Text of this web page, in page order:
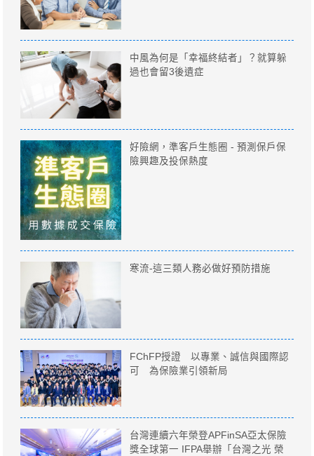
中風為何是「幸福終結者」？就算躲
過也會留3後遺症
好險網，準客戶生態圈 - 預測保戶保
險興趣及投保熱度
寒流-這三類人務必做好預防措施
FChFP授證 以專業、誠信與國際認
可 為保險業引領新局
台灣連續六年榮登APFinSA亞太保險
獎全球第一 IFPA舉辦「台灣之光 榮